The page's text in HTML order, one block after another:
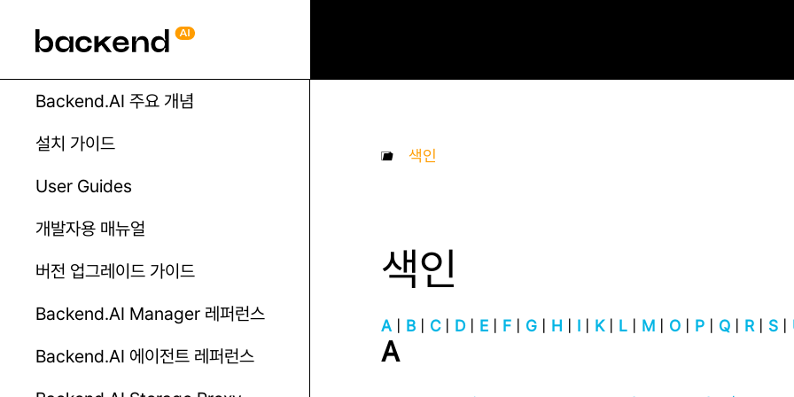
Backend.AI 주요 개념
설치 가이드
User Guides
개발자용 매뉴얼
버전 업그레이드 가이드
Backend.AI Manager 레퍼런스
Backend.AI 에이전트 레퍼런스
색인
색인
A B C| D| E F G H I K| L M O P Q R| S
A